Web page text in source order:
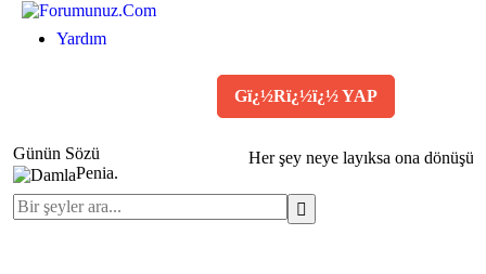
Yardım
Gï¿½Rï¿½ï¿½ YAP
Günün Sözü
Penia.
Her şey neye layıksa ona dönüşür.